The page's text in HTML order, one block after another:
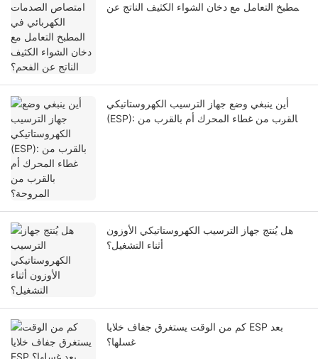
المطبخ التعامل مع دخان الشواء الكثيف الناتج عن
أين ينبغي وضع جهاز الترسيب الكهروستاتيكي
(ESP): بالقرب من غطاء المحرك أم بالقرب من
هل يُنتج جهاز الترسيب الكهروستاتيكي الأوزون
أثناء التشغيل؟
كم من الوقت يستغرق جفاف خلايا ESP بعد
غسلها؟